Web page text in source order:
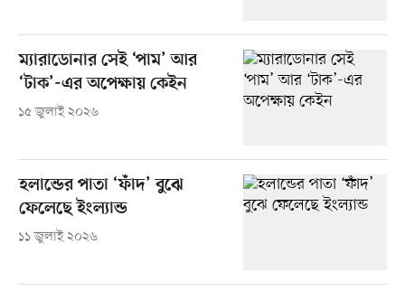
ম্যারাডোনার সেই ‘পাম’ আর
‘টাক’-এর অপেক্ষায় কেইন
১৫ জুলাই ২০২৬
হলান্ডের পাতা ‘ফাঁদ’ বুঝে
ফেলেছে ইংল্যান্ড
১১ জুলাই ২০২৬